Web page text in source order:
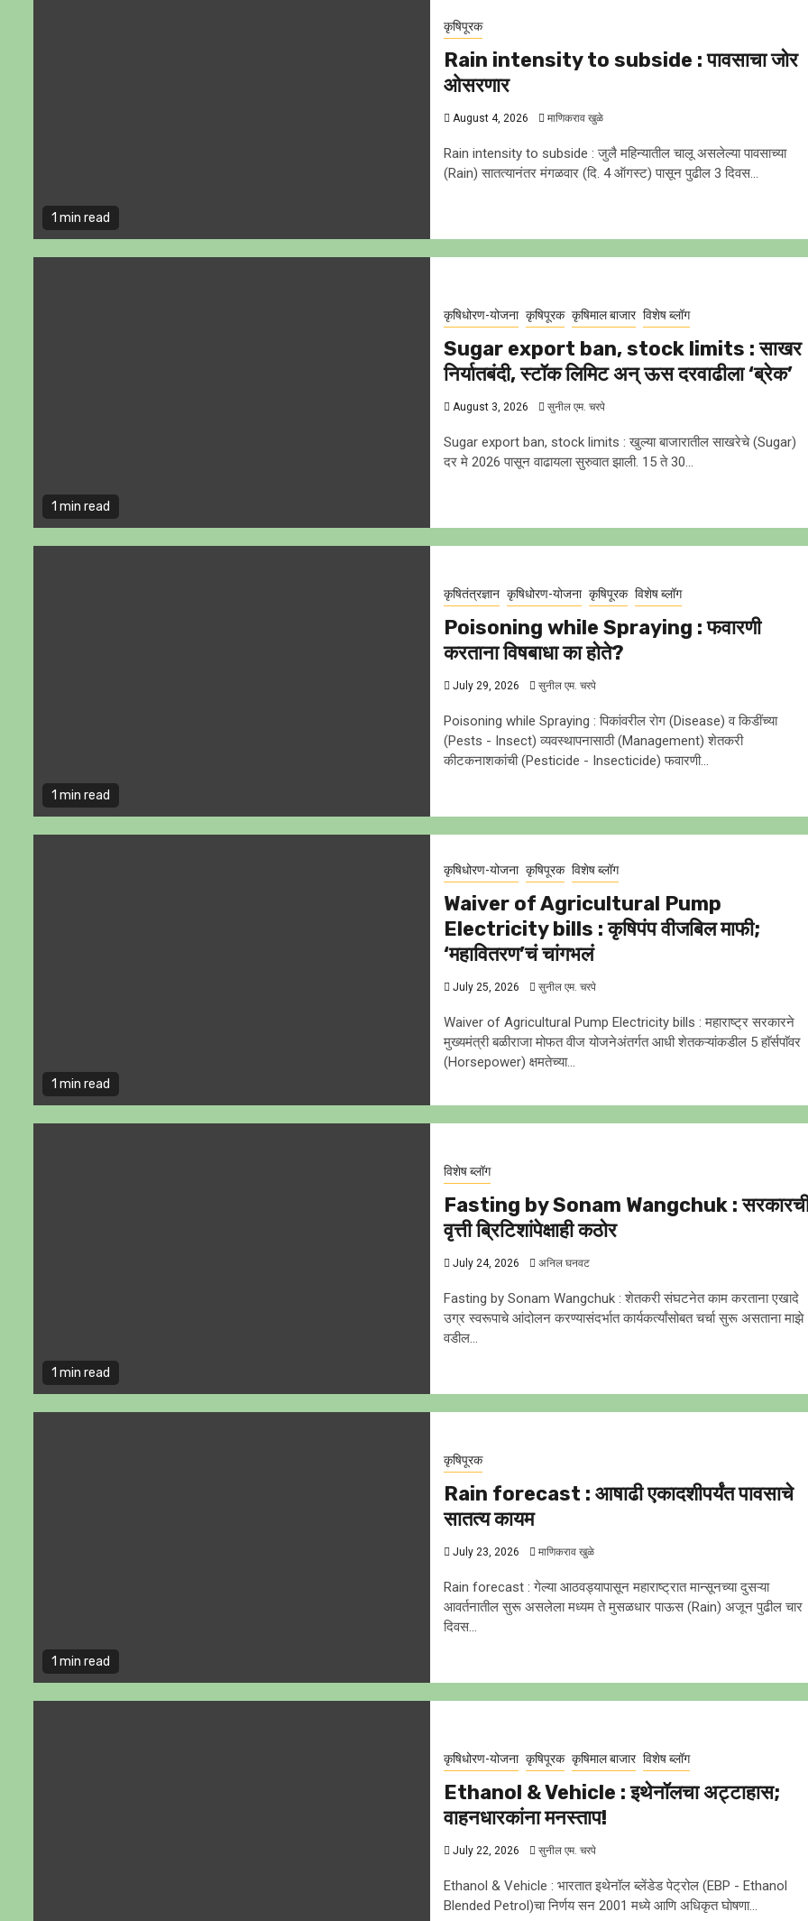
1 min read
कृषिपूरक
Rain intensity to subside : पावसाचा जोर
ओसरणार
August 4, 2026 माणिकराव खुळे
Rain intensity to subside : जुलै महिन्यातील चालू असलेल्या पावसाच्या
(Rain) सातत्यानंतर मंगळवार (दि. 4 ऑगस्ट) पासून पुढील 3 दिवस...
1 min read
कृषिधोरण-योजना कृषिपूरक कृषिमाल बाजार विशेष ब्लॉग
Sugar export ban, stock limits : साखर
निर्यातबंदी, स्टॉक लिमिट अन् ऊस दरवाढीला ‘ब्रेक’
August 3, 2026 सुनील एम. चरपे
Sugar export ban, stock limits : खुल्या बाजारातील साखरेचे (Sugar)
दर मे 2026 पासून वाढायला सुरुवात झाली. 15 ते 30...
1 min read
कृषितंत्रज्ञान कृषिधोरण-योजना कृषिपूरक विशेष ब्लॉग
Poisoning while Spraying : फवारणी
करताना विषबाधा का हाेते?
July 29, 2026 सुनील एम. चरपे
Poisoning while Spraying : पिकांवरील राेग (Disease) व किडींच्या
(Pests - Insect) व्यवस्थापनासाठी (Management) शेतकरी
कीटकनाशकांची (Pesticide - Insecticide) फवारणी...
1 min read
कृषिधोरण-योजना कृषिपूरक विशेष ब्लॉग
Waiver of Agricultural Pump
Electricity bills : कृषिपंप वीजबिल माफी;
‘महावितरण’चं चांगभलं
July 25, 2026 सुनील एम. चरपे
Waiver of Agricultural Pump Electricity bills : महाराष्ट्र सरकारने
मुख्यमंत्री बळीराजा मोफत वीज योजनेअंतर्गत आधी शेतकऱ्यांकडील 5 हाॅर्सपाॅवर
(Horsepower) क्षमतेच्या...
1 min read
विशेष ब्लॉग
Fasting by Sonam Wangchuk :
वृत्ती ब्रिटिशांपेक्षाही कठाेर
July 24, 2026 अनिल घनवट
Fasting by Sonam Wangchuk : शेतकरी संघटनेत काम करताना एखादे
उग्र स्वरूपाचे आंदोलन करण्यासंदर्भात कार्यकर्त्यांसोबत चर्चा सुरू असताना माझे
वडील...
1 min read
कृषिपूरक
Rain forecast : आषाढी एकादशीपर्यंत पावसाचे
सातत्य कायम
July 23, 2026 माणिकराव खुळे
Rain forecast : गेल्या आठवड्यापासून महाराष्ट्रात मान्सूनच्या दुसऱ्या
आवर्तनातील सुरू असलेला मध्यम ते मुसळधार पाऊस (Rain) अजून पुढील चार
दिवस...
कृषिधोरण-योजना कृषिपूरक कृषिमाल बाजार विशेष ब्लॉग
Ethanol & Vehicle : इथेनॉलचा अट्टाहास;
वाहनधारकांना मनस्ताप!
July 22, 2026 सुनील एम. चरपे
Ethanol & Vehicle : भारतात इथेनॉल ब्लेंडेड पेट्रोल (EBP - Ethanol
Blended Petrol)चा निर्णय सन 2001 मध्ये आणि अधिकृत घाेषणा...